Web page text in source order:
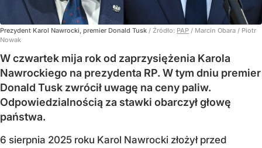
Prezydent Karol Nawrocki, premier Donald Tusk / Źródło: PAP / Marcin Obara / Piotr
Nowak
W czwartek mija rok od zaprzysiężenia Karola
Nawrockiego na prezydenta RP. W tym dniu premier
Donald Tusk zwrócił uwagę na ceny paliw.
Odpowiedzialnością za stawki obarczył głowę
państwa.
6 sierpnia 2025 roku Karol Nawrocki złożył przed